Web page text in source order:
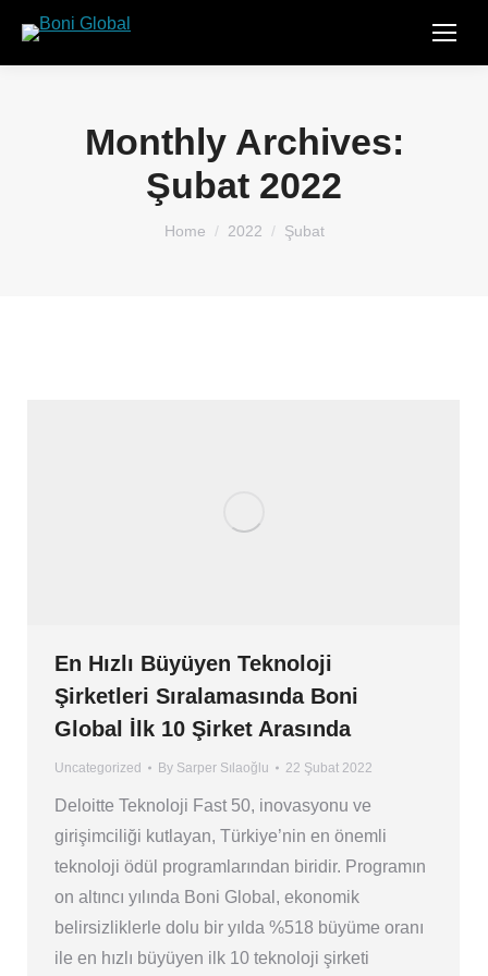
Monthly Archives:
Şubat 2022
You are here:
Home 2022 Şubat
En Hızlı Büyüyen Teknoloji
Şirketleri Sıralamasında Boni
Global İlk 10 Şirket Arasında
Uncategorized By Sarper Sılaoğlu 22 Şubat 2022
Deloitte Teknoloji Fast 50, inovasyonu ve
girişimciliği kutlayan, Türkiye’nin en önemli
teknoloji ödül programlarından biridir. Programın
on altıncı yılında Boni Global, ekonomik
belirsizliklerle dolu bir yılda %518 büyüme oranı
ile en hızlı büyüyen ilk 10 teknoloji şirketi